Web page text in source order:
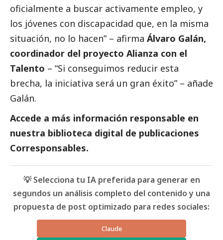
oficialmente a buscar activamente empleo, y
los jóvenes con discapacidad que, en la misma
situación, no lo hacen” – afirma Álvaro Galán,
coordinador del proyecto Alianza con el
Talento – “Si conseguimos reducir esta
brecha, la iniciativa será un gran éxito” – añade
Galán.
Accede a más información responsable en
nuestra biblioteca digital de publicaciones
Corresponsables.
💡 Selecciona tu IA preferida para generar en
segundos un análisis completo del contenido y una
propuesta de post optimizado para redes sociales:
Claude